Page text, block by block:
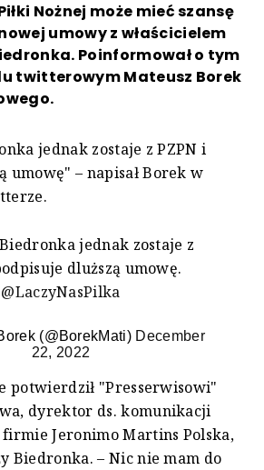
Nożnej może mieć szansę
umowy z właścicielem
Poinformował o tym
twitterowym Mateusz Borek
jednak zostaje z PZPN i
umowę" – napisał Borek w
Biedronka jednak zostaje z
dluższą umowę.
@LaczyNasPilka
(@BorekMati) December
22, 2022
potwierdził "Presserwisowi"
dyrektor ds. komunikacji
Jeronimo Martins Polska,
Biedronka. – Nic nie mam do